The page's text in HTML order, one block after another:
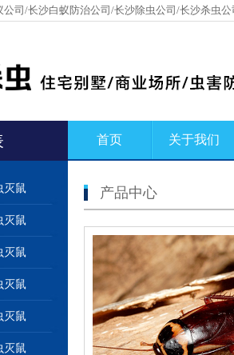
司/长沙白蚁防治公司/长沙除虫公司/长沙杀虫
首页 关于我们
灭鼠
灭鼠
灭鼠
灭鼠
灭鼠
灭鼠
产品中心